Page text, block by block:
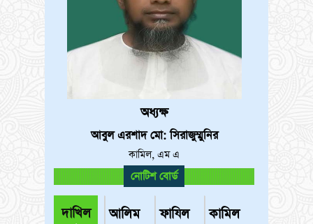
অধ্যক্ষ
আবুল এরশাদ মো: সিরাজুম্মুনির
কামিল, এম এ
নোটিশ বোর্ড
দাখিল আলিম ফাযিল কামিল
1
JAN
1970
খন্ডকালীন সহকারী শিক্ষক (গণিত) পদে
নিয়োগ বিজ্ঞপ্তি